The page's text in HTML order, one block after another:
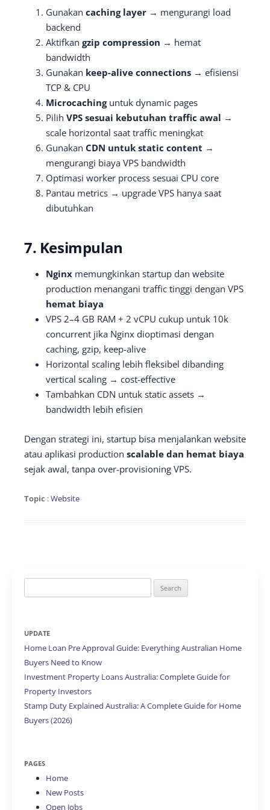
Gunakan caching layer → mengurangi load
backend
Aktifkan gzip compression → hemat
bandwidth
Gunakan keep-alive connections → efisiensi
TCP & CPU
Microcachinguntuk dynamic pages
Pilih VPS sesuai kebutuhan traffic awal →
scale horizontal saat traffic meningkat
Gunakan CDN untuk static content →
mengurangi biaya VPS bandwidth
Optimasi worker process sesuai CPU core
Pantau metrics → upgrade VPS hanya saat
dibutuhkan
7. Kesimpulan
Nginx memungkinkan startup dan website
production menangani traffic tinggi dengan VPS
hemat biaya
VPS 2–4 GB RAM + 2 vCPU cukup untuk 10k
concurrent jika Nginx dioptimasi dengan
caching, gzip, keep-alive
Horizontal scaling lebih fleksibel dibanding
vertical scaling → cost-effective
Tambahkan CDN untuk static assets →
bandwidth lebih efisien
Dengan strategi ini, startup bisa menjalankan website
atau aplikasi production scalable dan hemat biaya
sejak awal, tanpa over-provisioning VPS.
Topic :Website
for:
UPDATE
Home Loan Pre Approval Guide: Everything Australian Home
Buyers Need to Know
Investment Property Loans Australia: Complete Guide for
Property Investors
Stamp Duty Explained Australia: A Complete Guide for Home
Buyers (2026)
PAGES
Home
New Posts
Open Jobs